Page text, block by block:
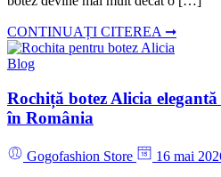
CONTINUAȚI CITEREA ➞
Blog
Rochiță botez Alicia
în România
Gogofashion Store
16 mai